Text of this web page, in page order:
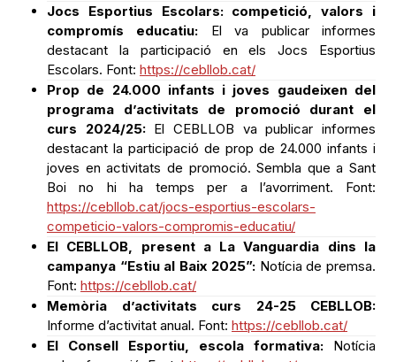
Jocs Esportius Escolars: competició, valors i
compromís educatiu: El va publicar informes
destacant la participació en els Jocs Esportius
Escolars. Font: https://cebllob.cat/
Prop de 24.000 infants i joves gaudeixen del
programa d’activitats de promoció durant el
curs 2024/25:El CEBLLOB va publicar informes
destacant la participació de prop de 24.000 infants i
joves en activitats de promoció. Sembla que a Sant
Boi no hi ha temps per a l’avorriment. Font:
https://cebllob.cat/jocs-esportius-escolars-
competicio-valors-compromis-educatiu/
El CEBLLOB, present a La Vanguardia dins la
campanya “Estiu al Baix 2025”:Notícia de premsa.
Font: https://cebllob.cat/
Memòria d’activitats curs 24-25 CEBLLOB:
Informe d’activitat anual. Font: https://cebllob.cat/
El Consell Esportiu, escola formativa: Notícia